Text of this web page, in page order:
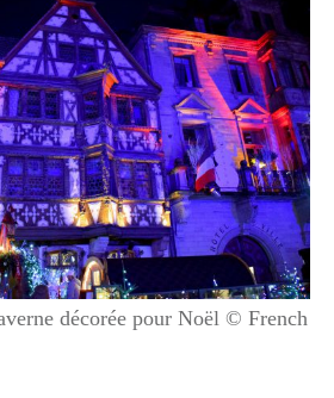
décorée pour Noël © French